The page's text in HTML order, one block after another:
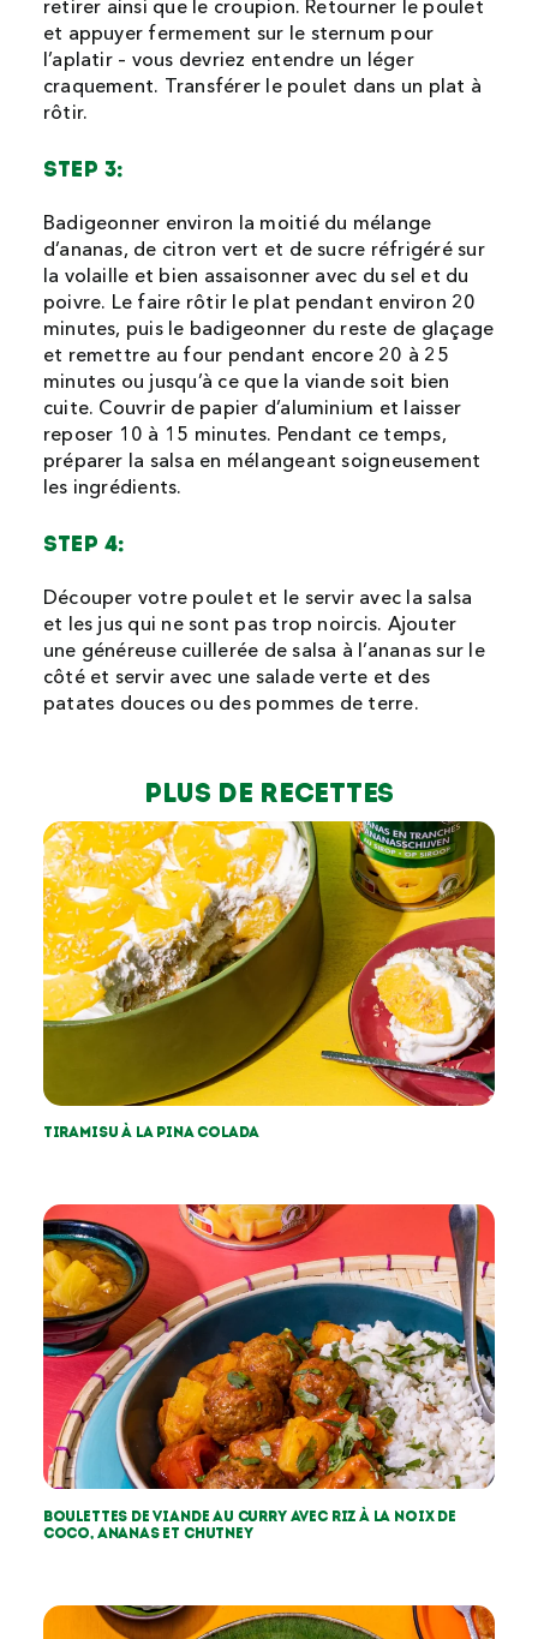
retirer ainsi que le croupion. Retourner le poulet
et appuyer fermement sur le sternum pour
l’aplatir – vous devriez entendre un léger
craquement. Transférer le poulet dans un plat à
rôtir.
STEP 3:
Badigeonner environ la moitié du mélange
d’ananas, de citron vert et de sucre réfrigéré sur
la volaille et bien assaisonner avec du sel et du
poivre. Le faire rôtir le plat pendant environ 20
minutes, puis le badigeonner du reste de glaçage
et remettre au four pendant encore 20 à 25
minutes ou jusqu’à ce que la viande soit bien
cuite. Couvrir de papier d’aluminium et laisser
reposer 10 à 15 minutes. Pendant ce temps,
préparer la salsa en mélangeant soigneusement
les ingrédients.
STEP 4:
Découper votre poulet et le servir avec la salsa
et les jus qui ne sont pas trop noircis. Ajouter
une généreuse cuillerée de salsa à l’ananas sur le
côté et servir avec une salade verte et des
patates douces ou des pommes de terre.
Plus de recettes
Tiramisu à la pina colada
Boulettes de viande au curry avec riz à la noix de
coco, ananas et chutney